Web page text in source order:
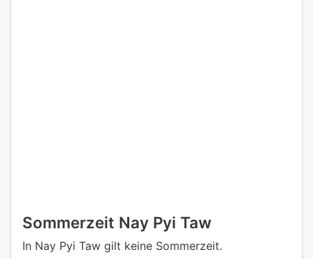
Sommerzeit Nay Pyi Taw
In Nay Pyi Taw gilt keine Sommerzeit.